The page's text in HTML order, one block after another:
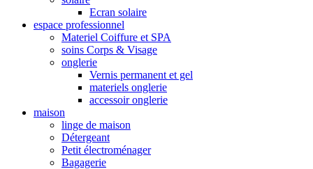
Ecran solaire
espace professionnel
Materiel Coiffure et SPA
soins Corps & Visage
onglerie
Vernis permanent et gel
materiels onglerie
accessoir onglerie
maison
linge de maison
Détergeant
Petit électroménager
Bagagerie